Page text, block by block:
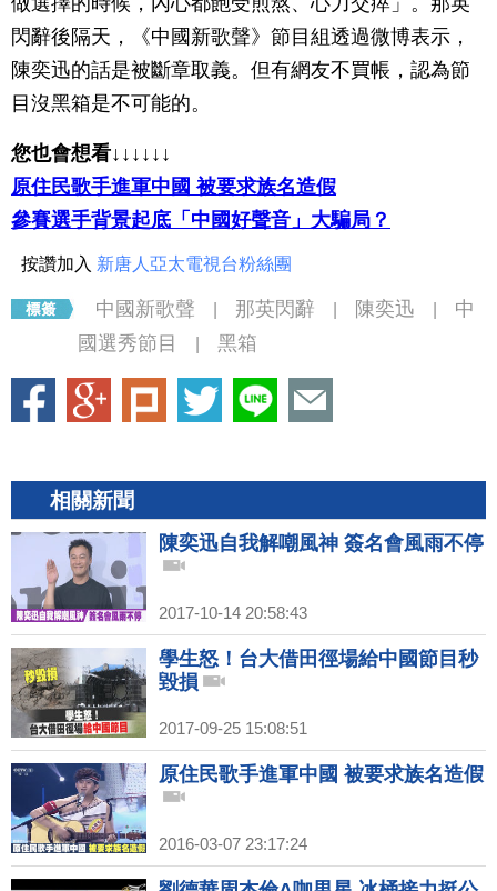
閃辭後隔天，《中國新歌聲》節目組透過微博表示，
陳奕迅的話是被斷章取義。但有網友不買帳，認為節
目沒黑箱是不可能的。
您也會想看↓↓↓↓↓↓
原住民歌手進軍中國 被要求族名造假
參賽選手背景起底「中國好聲音」大騙局？
按讚加入 新唐人亞太電視台粉絲團
中國新歌聲 那英閃辭 陳奕迅
中
國選秀節目
黑箱
相關新聞
陳奕迅自我解嘲風神 簽名會風雨不停
2017-10-14 20:58:43
學生怒！台大借田徑場給中國節目秒
毀損
2017-09-25 15:08:51
原住民歌手進軍中國 被要求族名造假
2016-03-07 23:17:24